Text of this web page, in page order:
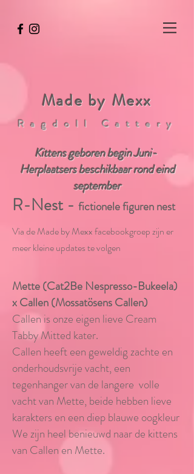
Made by Mexx
Ragdoll Cattery
​Kittens geboren begin Juni-
Herplaatsers beschikbaar rond eind
september
R-Nest - fictionele figuren nest
Via de Made by Mexx facebookgroep zijn er
meer kleine updates te volgen
Mette (Cat2Be Nespresso-Bukeela)
xCallen (Mossatösens Callen)
Callen is onze eigen lieve Cream
Tabby Mitted kater.
Callen heeft een geweldig zachte en
onderhoudsvrije vacht, een
tegenhanger van de langere volle
vacht van Mette,beide hebben lieve
karakters en een diep blauwe oogkleur
We zijn heel benieuwd naar de kittens
van Callen en Mette.